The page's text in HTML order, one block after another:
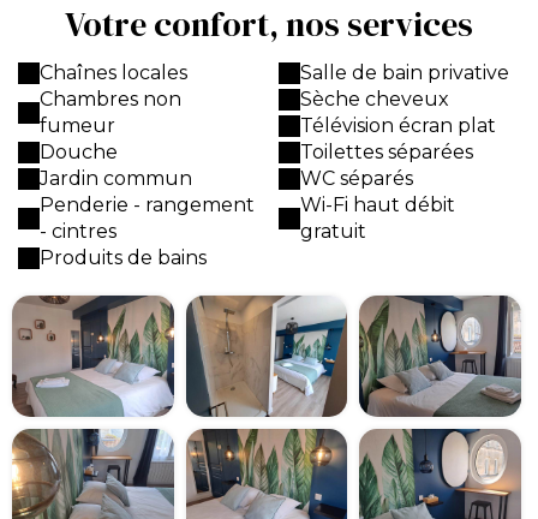
Votre confort, nos services
Chaînes locales
Chambres non
fumeur
Douche
Jardin commun
Penderie - rangement
- cintres
Produits de bains
Salle de bain privative
Sèche cheveux
Télévision écran plat
Toilettes séparées
WC séparés
Wi-Fi haut débit
gratuit